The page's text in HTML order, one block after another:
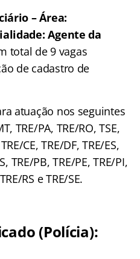
– Área:
Agente da
total de 9 vagas
de cadastro de
atuação nos seguintes
TRE/PA, TRE/RO, TSE,
CE, TRE/DF, TRE/ES,
TRE/PB, TRE/PE, TRE/PI,
RS e TRE/SE.
(Polícia):